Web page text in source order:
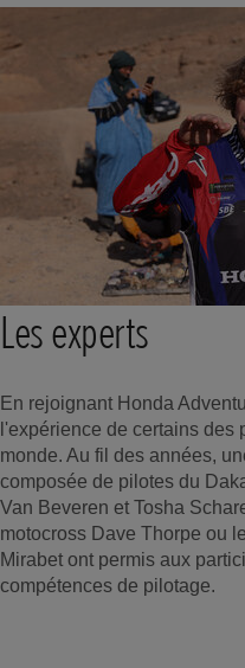
Les experts
En rejoignant Honda
l'expérience de certains
monde. Au fil des années,
composée de pilotes du
Van Beveren et Tosha
motocross Dave Thorpe ou
Mirabet ont permis aux
compétences de pilotage.